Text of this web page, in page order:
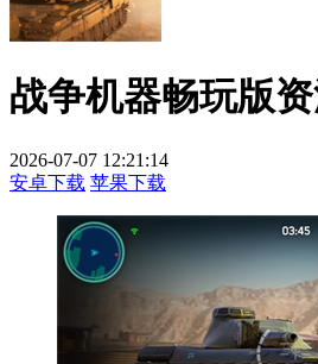
战争机器畅玩版
2026-07-07 12:21:14
安卓下载 苹果下载